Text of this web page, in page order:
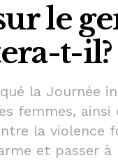
le
t-il?
la Journée
femmes,
la violence
et passer à